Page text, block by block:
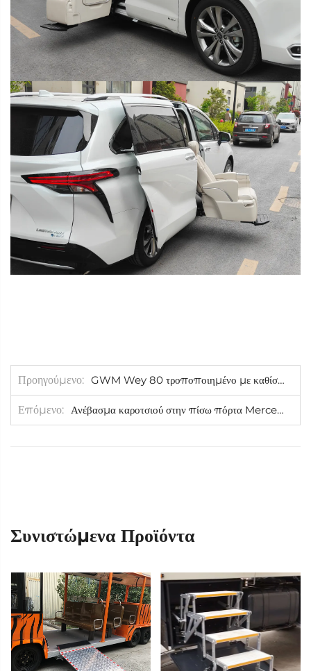
Προηγούμενο GWM Wey 80 τροποποιημένο με καθίσματα ευημερίας V2
Επόμενο Ανέβασμα καροτσιού στην πίσω πόρτα Mercedes-Benz Sprinter
Συνιστώμενα Προϊόντα